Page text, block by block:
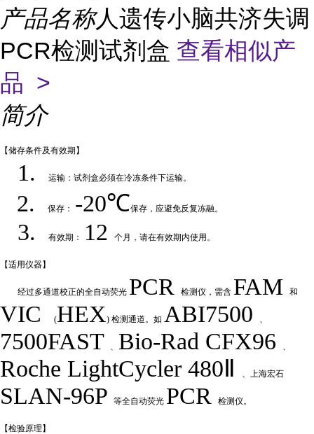
产品名称人遗传小脑共济失调
PCR检测试剂盒 查看相似产
品 >
简介
【储存条件及有效期】
1.运输：试剂盒必须在冷冻条件下运输。
2.保存： -20℃保存，应避免反复冻融。
3. 有效期： 12 个月，请在有效期内使用 。
【适用仪器】
经过多通道校正的全自动荧光 PCR 检测仪，需含 FAM 和
VIC(HEX) 检测通道。如ABI7500 、
7500FAST 、 Bio-Rad CFX96 、
Roche LightCycler 480Ⅱ 、上海宏石
SLAN-96P等全自动荧光 PCR检测仪。
【检验原理】